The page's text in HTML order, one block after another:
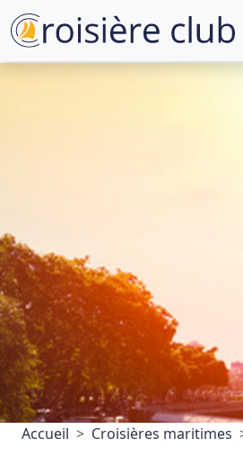
Accueil Croisières maritimes